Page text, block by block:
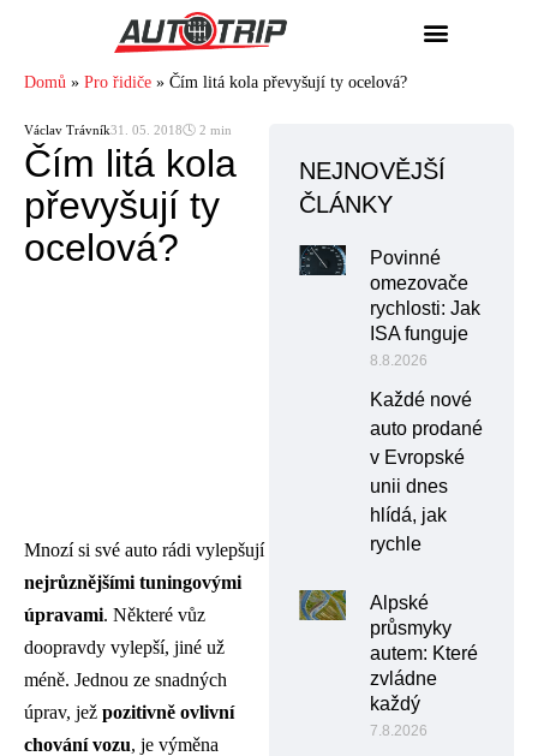
Domů » Pro řidiče » Čím litá kola převyšují ty ocelová?
Václav Trávník31. 05. 2018🕓 2 min
Čím litá kola
převyšují ty
ocelová?
Mnozí si své auto rádi vylepšují
nejrůznějšími tuningovými
úpravami. Některé vůz
doopravdy vylepší, jiné už
méně. Jednou ze snadných
úprav, jež pozitivně ovlivní
chování vozu, je výměna
NEJNOVĚJŠÍ
ČLÁNKY
Povinné
omezovače
rychlosti: Jak
ISA funguje
8.8.2026
Každé nové
auto prodané
v Evropské
unii dnes
hlídá, jak
rychle
Alpské
průsmyky
autem: Které
zvládne
každý
7.8.2026